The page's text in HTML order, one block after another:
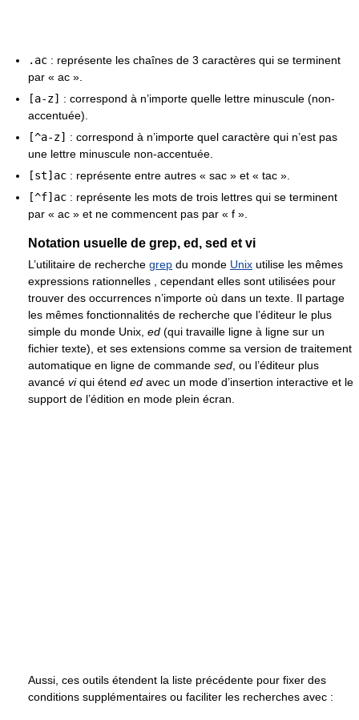
.ac : représente les chaînes de 3 caractères qui se terminent
par « ac ».
[a-z] : correspond à n’importe quelle lettre minuscule (non-
accentuée).
[^a-z] : correspond à n’importe quel caractère qui n’est pas
une lettre minuscule non-accentuée.
[st]ac : représente entre autres « sac » et « tac ».
[^f]ac : représente les mots de trois lettres qui se terminent
par « ac » et ne commencent pas par « f ».
Notation usuelle de grep, ed, sed et vi
L’utilitaire de recherche grep du monde Unix utilise les mêmes
expressions rationnelles , cependant elles sont utilisées pour
trouver des occurrences n’importe où dans un texte. Il partage
les mêmes fonctionnalités de recherche que l’éditeur le plus
simple du monde Unix, ed (qui travaille ligne à ligne sur un
fichier texte), et ses extensions comme sa version de traitement
automatique en ligne de commande sed, ou l’éditeur plus
avancé viqui étend ed avec un mode d’insertion interactive et le
support de l’édition en mode plein écran.
Aussi, ces outils étendent la liste précédente pour fixer des
conditions supplémentaires ou faciliter les recherches avec :